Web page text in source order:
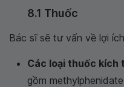
8.1 Thuốc
Bác sĩ sẽ tư vấn về lợi
Các loại thuốc kích
gồm